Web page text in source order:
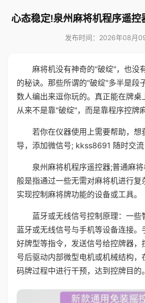
心态稳定!泉州麻将机程序遥控
发布时间：2026年08月
麻将机没有神奇的"破绽"，也没
的秘诀。那些所谓的"破绽"多半是段
数人编出来逗你玩的。真正能在牌桌
从来不是靠"破绽"，而是靠程序控牌
若你在仪器使用上需要帮助，想
导，添加微信号; kkss8691 随时交流
泉州麻将机程序遥控器;普通麻
般是指通过一些无需对麻将机进行复
实现控制麻将牌功能的设备或工具。
蓝牙或无线信号控制原理：一些
蓝牙或无线信号与手机等设备连接。
好牌型等指令，发送信号给控牌器，
号后驱动内部微型电机或机械结构，
码牌过程中进行干预，达到控牌目的。